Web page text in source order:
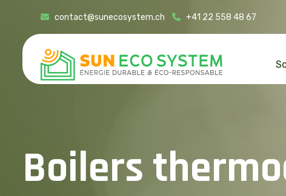
contact@sunecosystem.ch +41 22 558 48 67
Boilers thermo